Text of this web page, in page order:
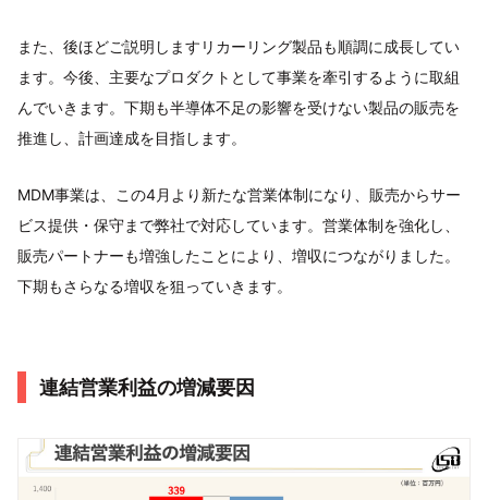
また、後ほどご説明しますリカーリング製品も順調に成長してい
ます。今後、主要なプロダクトとして事業を牽引するように取組
んでいきます。下期も半導体不足の影響を受けない製品の販売を
推進し、計画達成を目指します。
MDM事業は、この4月より新たな営業体制になり、販売からサー
ビス提供・保守まで弊社で対応しています。営業体制を強化し、
販売パートナーも増強したことにより、増収につながりました。
下期もさらなる増収を狙っていきます。
連結営業利益の増減要因